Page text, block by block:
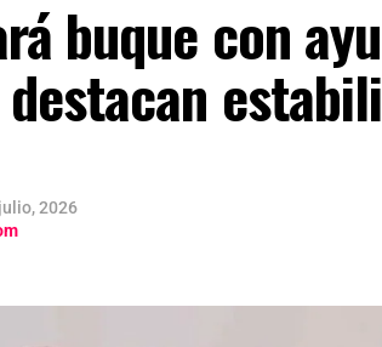
buque con
2026